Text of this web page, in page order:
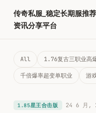
内
传奇私服_稳定长期服推
资讯分享平台
All 1.76复古三职业高
千倍爆率超变单职业​ 游
1.85星王合击版 24 6 月,